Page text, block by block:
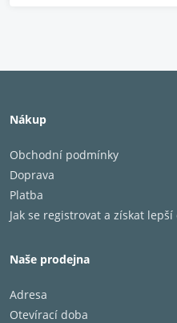
Nákup
Obchodní podmínky
Doprava
Platba
Jak se registrovat a získat lepší
Naše prodejna
Adresa
Otevírací doba